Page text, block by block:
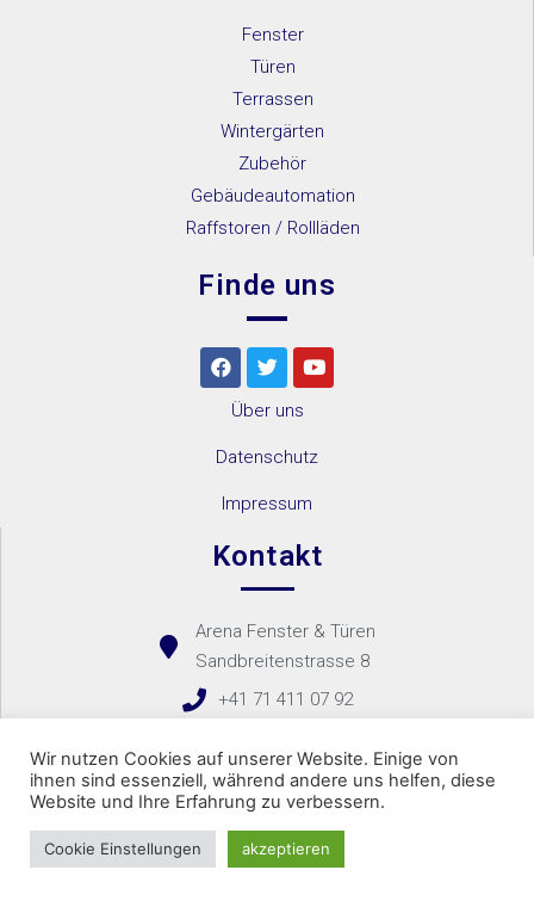
Fenster
Türen
Terrassen
Wintergärten
Zubehör
Gebäudeautomation
Raffstoren / Rollläden
Finde uns
Über uns
Datenschutz
Impressum
Kontakt
Arena Fenster & Türen
Sandbreitenstrasse 8
+41 71 411 07 92
Copyright 2021 – Arena Fenster & Türen Bachir
Website created byVARANO Networks
anrufen
Wir nutzen Cookies auf unserer Website. Einige von
ihnen sind essenziell, während andere uns helfen, diese
Website und Ihre Erfahrung zu verbessern.
Cookie Einstellungen akzeptieren